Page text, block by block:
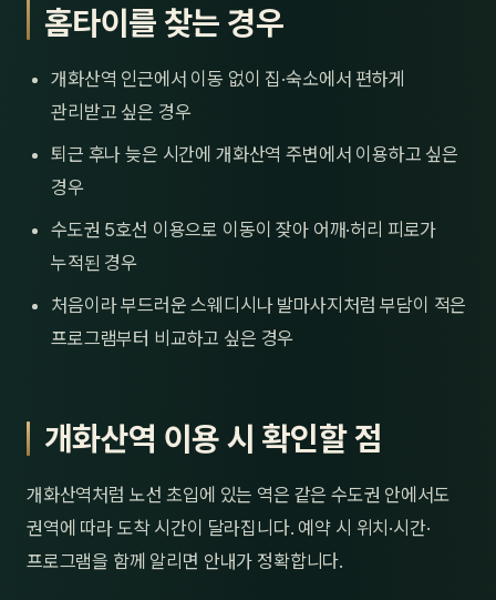
홈타이를 찾는 경우
개화산역 인근에서 이동 없이 집·숙소에서 편하게
관리받고 싶은 경우
퇴근 후나 늦은 시간에 개화산역 주변에서 이용하고 싶은
경우
수도권 5호선 이용으로 이동이 잦아 어깨·허리 피로가
누적된 경우
처음이라 부드러운 스웨디시나 발마사지처럼 부담이 적은
프로그램부터 비교하고 싶은 경우
개화산역 이용 시 확인할 점
개화산역처럼 노선 초입에 있는 역은 같은 수도권 안에서도
권역에 따라 도착 시간이 달라집니다. 예약 시 위치·시간·
프로그램을 함께 알리면 안내가 정확합니다.